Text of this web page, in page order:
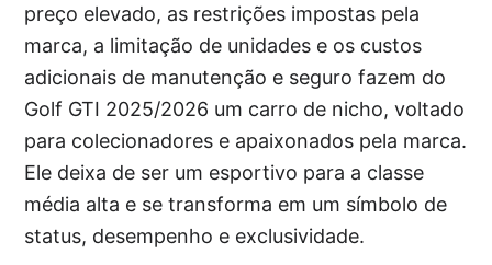
preço elevado, as restrições impostas pela
marca, a limitação de unidades e os custos
adicionais de manutenção e seguro fazem do
Golf GTI 2025/2026 um carro de nicho, voltado
para colecionadores e apaixonados pela marca.
Ele deixa de ser um esportivo para a classe
média alta e se transforma em um símbolo de
status, desempenho e exclusividade.